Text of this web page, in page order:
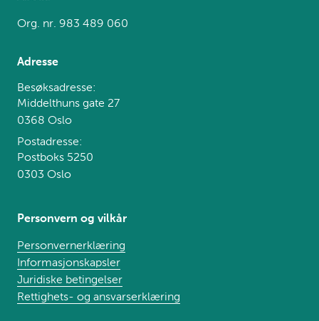
Org. nr. 983 489 060
Adresse
Besøksadresse:
Middelthuns gate 27
0368 Oslo
Postadresse:
Postboks 5250
0303 Oslo
Personvern og vilkår
Personvernerklæring
Informasjonskapsler
Juridiske betingelser
Rettighets- og ansvarserklæring